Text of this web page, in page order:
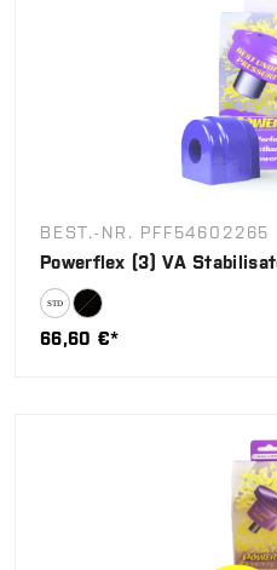
BEST.-NR. PFF54602265
Powerflex (3) VA
66,60 €*